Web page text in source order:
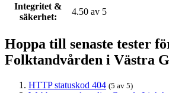
Integritet &
säkerhet:
4.50 av 5
Hoppa till senaste tester
Folktandvården i Västra
HTTP statuskod 404 (5 av 5)